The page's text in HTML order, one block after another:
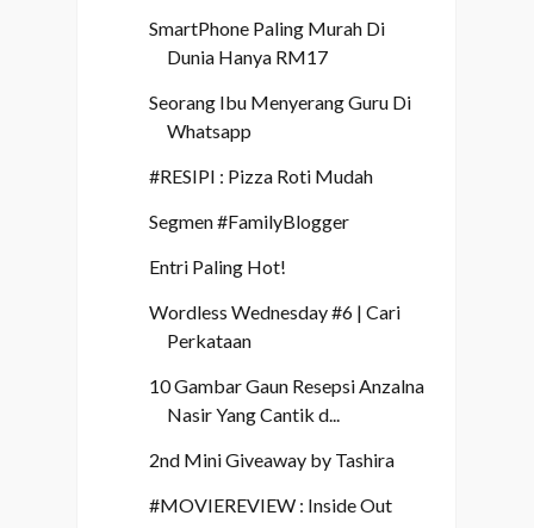
SmartPhone Paling Murah Di
Dunia Hanya RM17
Seorang Ibu Menyerang Guru Di
Whatsapp
#RESIPI : Pizza Roti Mudah
Segmen #FamilyBlogger
Entri Paling Hot!
Wordless Wednesday #6 | Cari
Perkataan
10 Gambar Gaun Resepsi Anzalna
Nasir Yang Cantik d...
2nd Mini Giveaway by Tashira
#MOVIEREVIEW : Inside Out